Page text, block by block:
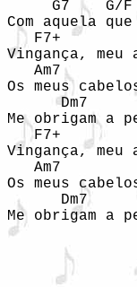
G7    G/
Com aquela que
F7+
Vingança, meu
   Am7
Os meus
Dm7
Me obrigam a
F7+
Vingança, meu
   Am7
Os meus
Dm7
Me obrigam a